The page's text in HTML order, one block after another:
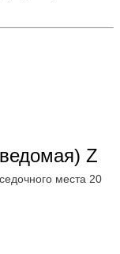
Z
места 20